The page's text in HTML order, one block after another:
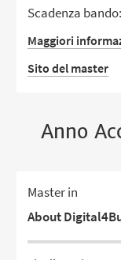
Scadenza
Maggiori
Sito del master
Anno
Master in
About